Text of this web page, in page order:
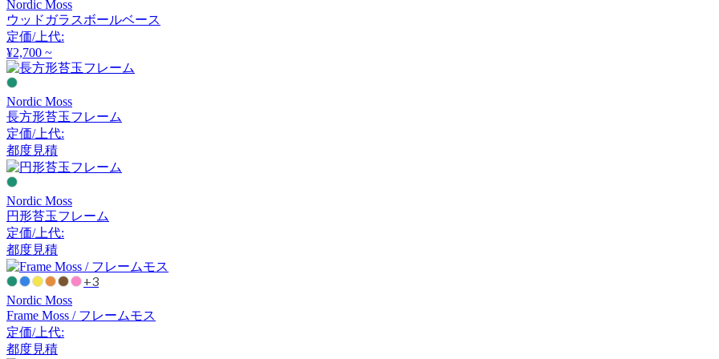
アルナイ
Astep
アステップ
AZUMAYA
アズマヤ
B-LINE
ビーライン
B.C. SAN MICHELE
Nordic Moss
ウッドガラスボールベース
定価/上代:
¥2,700 ~
Nordic Moss
長方形苔玉フレーム
定価/上代:
都度見積
Nordic Moss
円形苔玉フレーム
定価/上代:
都度見積
+3
Nordic Moss
Frame Moss / フレームモス
定価/上代:
都度見積